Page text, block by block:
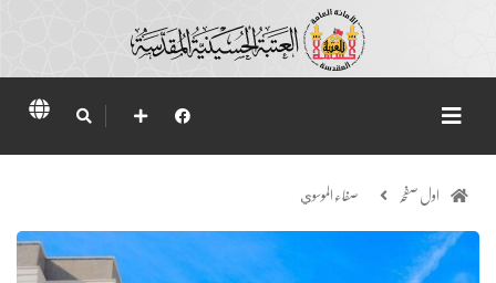
اول صفحہ صفاء الموسوي